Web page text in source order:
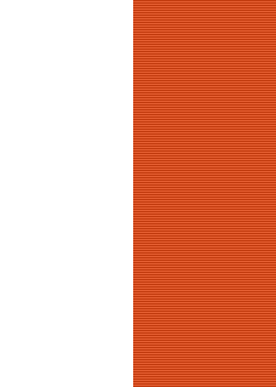
宅标杆项目研学（8
月13-14日成都）
新基建格局下工程项
目（DB&EPC）造价
管控、招采优化、结
算审计与争议破局高
级研修（2026年8月
13日昆明）
“十五五”规划基建领
域高质量发展：人工
智能+工程建设项目
全流程精益管控与风
险防范培训（2026年